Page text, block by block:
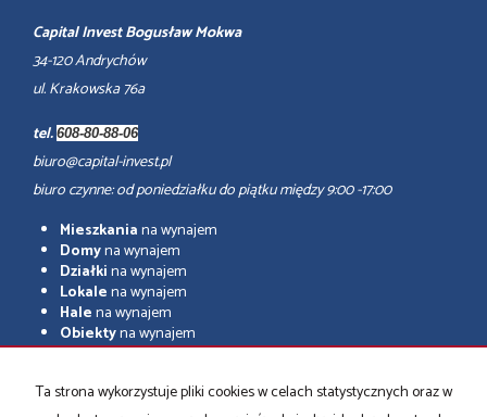
Capital Invest Bogusław Mokwa
34-120 Andrychów
ul. Krakowska 76a
tel. 608-80-88-06
biuro@capital-invest.pl
biuro czynne: od poniedziałku do piątku między 9:00 -17:00
Mieszkaniana wynajem
Domyna wynajem
Działkina wynajem
Lokalena wynajem
Halena wynajem
Obiektyna wynajem
Mieszkania
na sprzedaż
Ta strona wykorzystuje pliki cookies w celach statystycznych oraz w